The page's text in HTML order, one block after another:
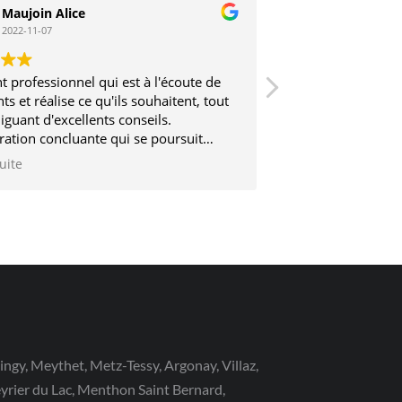
Maujoin Alice
2022-11-07
professionnel qui est à l'écoute de
et réalise ce qu'ils souhaitent, tout
d'excellents conseils.
concluante qui se poursuit
Meythet, Metz-Tessy, Argonay, Villaz,
du Lac, Menthon Saint Bernard,